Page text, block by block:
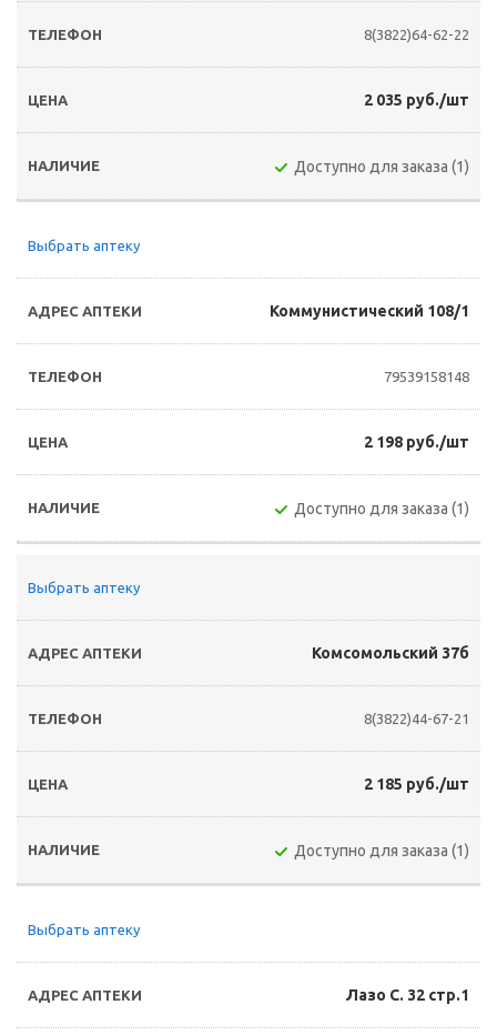
8(3822)64-62-22
2 035 руб./шт
Доступно для заказа (1)
Выбрать аптеку
Коммунистический 108/1
79539158148
2 198 руб./шт
Доступно для заказа (1)
Выбрать аптеку
Комсомольский 37б
8(3822)44-67-21
2 185 руб./шт
Доступно для заказа (1)
Выбрать аптеку
Лазо С. 32 стр.1